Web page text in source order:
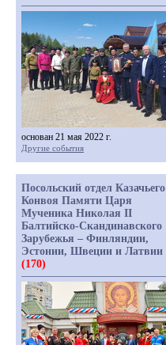
основан 21 мая 2022 г.
Другие события
Посольский отдел Казачьего
Конвоя Памяти Царя
Мученика Николая II
Балтийско-Скандинавского
Зарубежья – Финляндии,
Эстонии, Швеции и Латвии
(170)